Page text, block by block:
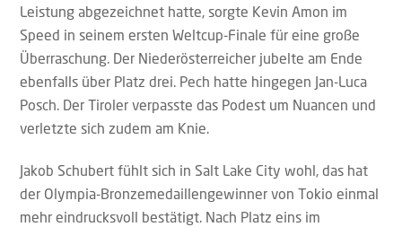
Leistung abgezeichnet hatte, sorgte Kevin Amon im
Speed in seinem ersten Weltcup-Finale für eine große
Überraschung. Der Niederösterreicher jubelte am Ende
ebenfalls über Platz drei. Pech hatte hingegen Jan-Luca
Posch. Der Tiroler verpasste das Podest um Nuancen und
verletzte sich zudem am Knie.
Jakob Schubert fühlt sich in Salt Lake City wohl, das hat
der Olympia-Bronzemedaillengewinner von Tokio einmal
mehr eindrucksvoll bestätigt. Nach Platz eins im